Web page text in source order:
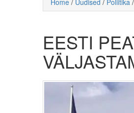
Home / Uudised / Poliitika /
EESTI